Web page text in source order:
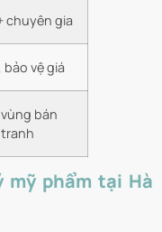
chuyên gia
vệ giá
bán
phẩm tại Hà